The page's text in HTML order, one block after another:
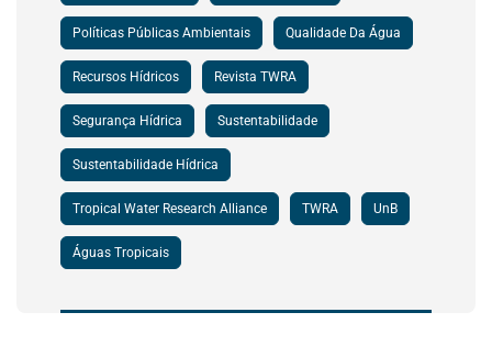
Políticas Públicas Ambientais Qualidade Da Água
Recursos Hídricos Revista TWRA
Segurança Hídrica Sustentabilidade
Sustentabilidade Hídrica
Tropical Water Research Alliance TWRA UnB
Águas Tropicais